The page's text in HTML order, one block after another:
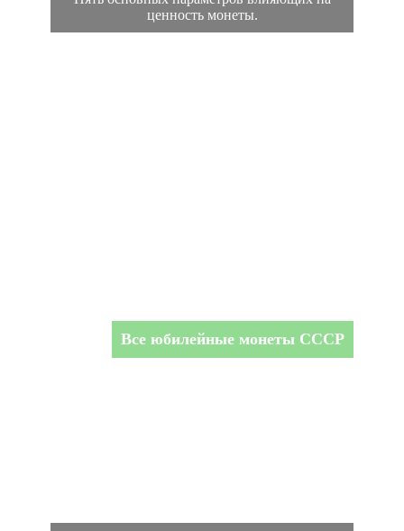
ценность монеты.
Все юбилейные монеты СССР